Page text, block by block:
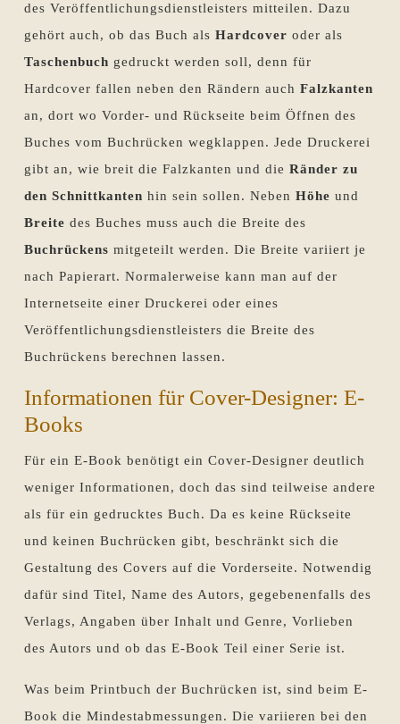
des Veröffentlichungsdienstleisters mitteilen. Dazu
gehört auch, ob das Buch als Hardcover oder als
Taschenbuch gedruckt werden soll, denn für
Hardcover fallen neben den Rändern auch Falzkanten
an, dort wo Vorder- und Rückseite beim Öffnen des
Buches vom Buchrücken wegklappen. Jede Druckerei
gibt an, wie breit die Falzkanten und die Ränder zu
den Schnittkanten hin sein sollen. Neben Höhe und
Breite des Buches muss auch die Breite des
Buchrückens mitgeteilt werden. Die Breite variiert je
nach Papierart. Normalerweise kann man auf der
Internetseite einer Druckerei oder eines
Veröffentlichungsdienstleisters die Breite des
Buchrückens berechnen lassen.
Informationen für Cover-Designer: E-
Books
Für ein E-Book benötigt ein Cover-Designer deutlich
weniger Informationen, doch das sind teilweise andere
als für ein gedrucktes Buch. Da es keine Rückseite
und keinen Buchrücken gibt, beschränkt sich die
Gestaltung des Covers auf die Vorderseite. Notwendig
dafür sind Titel, Name des Autors, gegebenenfalls des
Verlags, Angaben über Inhalt und Genre, Vorlieben
des Autors und ob das E-Book Teil einer Serie ist.
Was beim Printbuch der Buchrücken ist, sind beim E-
Book die Mindestabmessungen. Die variieren bei den